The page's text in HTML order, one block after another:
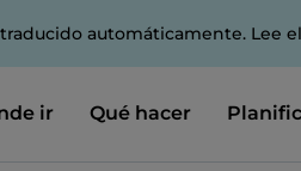
automáticamente. Lee el
ir Qué hacer